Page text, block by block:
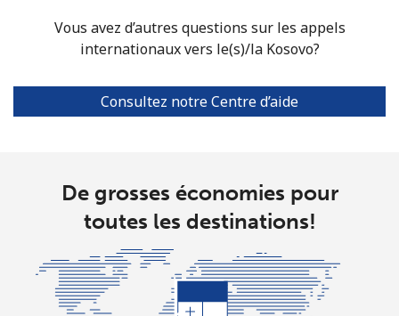
Vous avez d’autres questions sur les appels
internationaux vers le(s)/la Kosovo?
Consultez notre Centre d’aide
De grosses économies pour
toutes les destinations!